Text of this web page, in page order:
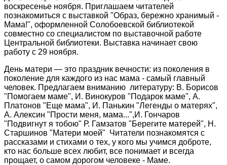
воскресенье ноября. Приглашаем читателей
познакомиться с выставкой "Образ, бережно хранимый -
Мама!", оформленной Солобоевской библиотекой
совместно со специалистом по выставочной работе
Центральной библиотеки. Выставка начинает свою
работу с 29 ноября.
День матери — это праздник вечности: из поколения в
поколение для каждого из нас мама - самый главный
человек. Предлагаем вниманию литературу: В. Борисов
"Помогаем маме", И. Винокуров "Подарок маме", А.
Платонов "Еще мама", И. Панькин "Легенды о матерях",
А. Алексин "Прости меня, мама...",И. Гончаров
"Подвигнут я тобою" Р. Гамзатов "Берегите матерей", Н.
Старшинов "Матери моей" Читатели познакомятся с
рассказами и стихами о тех, у кого мы учимся доброте,
кто нас больше всех любит, все понимает и всегда
прощает, о самом дорогом человеке - Маме.